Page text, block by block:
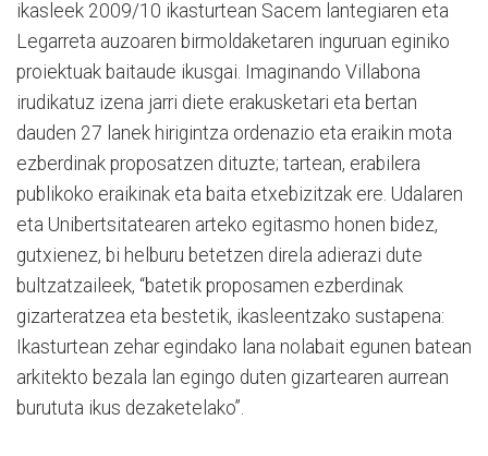
ikasleek 2009/10 ikasturtean Sacem lantegiaren eta
Legarreta auzoaren birmoldaketaren inguruan eginiko
proiektuak baitaude ikusgai. Imaginando Villabona
irudikatuz izena jarri diete erakusketari eta bertan
dauden 27 lanek hirigintza ordenazio eta eraikin mota
ezberdinak proposatzen dituzte; tartean, erabilera
publikoko eraikinak eta baita etxebizitzak ere. Udalaren
eta Unibertsitatearen arteko egitasmo honen bidez,
gutxienez, bi helburu betetzen direla adierazi dute
bultzatzaileek, “batetik proposamen ezberdinak
gizarteratzea eta bestetik, ikasleentzako sustapena:
Ikasturtean zehar egindako lana nolabait egunen batean
arkitekto bezala lan egingo duten gizartearen aurrean
burututa ikus dezaketelako”.